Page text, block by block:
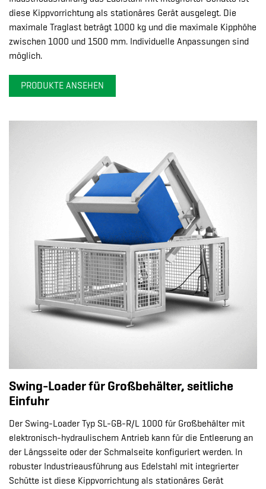
diese Kippvorrichtung als stationäres Gerät ausgelegt. Die
maximale Traglast beträgt 1000 kg und die maximale Kipphöhe
zwischen 1000 und 1500 mm. Individuelle Anpassungen sind
möglich.
PRODUKTE ANSEHEN
Swing-Loader für Großbehälter, seitliche
Einfuhr
Der Swing-Loader Typ SL-GB-R/L 1000 für Großbehälter mit
elektronisch-hydraulischem Antrieb kann für die Entleerung an
der Längsseite oder der Schmalseite konfiguriert werden. In
robuster Industrieausführung aus Edelstahl mit integrierter
Schütte ist diese Kippvorrichtung als stationäres Gerät